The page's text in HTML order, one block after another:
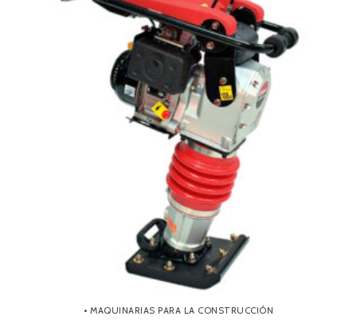
• MAQUINARIAS PARA LA CONSTRUCCIÓN